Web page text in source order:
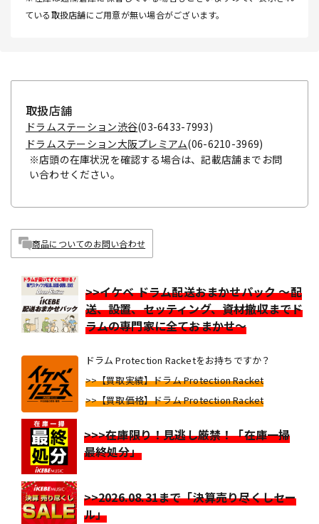
ている取扱店舗にご用意が無い場合がございます。
取扱店舗
ドラムステーション渋谷(03-6433-7993)
ドラムステーション大阪プレミアム(06-6210-3969)
※店頭の在庫状況を確認する場合は、記載店舗までお問
い合わせください。
商品についてのお問い合わせ
>>イケベ ドラム配送おまかせパック ～配
送、設置、セッティング、資材撤収までド
ラムの専門家に全ておまかせ～
ドラム Protection Racketをお持ちですか？
>>【買取実績】ドラム Protection Racket
>>【買取価格】ドラム Protection Racket
>>>在庫限り！見逃し厳禁！「在庫一掃
最終処分」
>>2026.08.31まで「決算売り尽くしセー
ル」